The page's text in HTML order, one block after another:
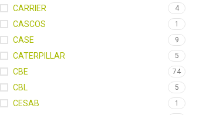
CARRIER 4
CASCOS 1
CASE 9
CATERPILLAR 5
CBE 74
CBL 5
CESAB 1